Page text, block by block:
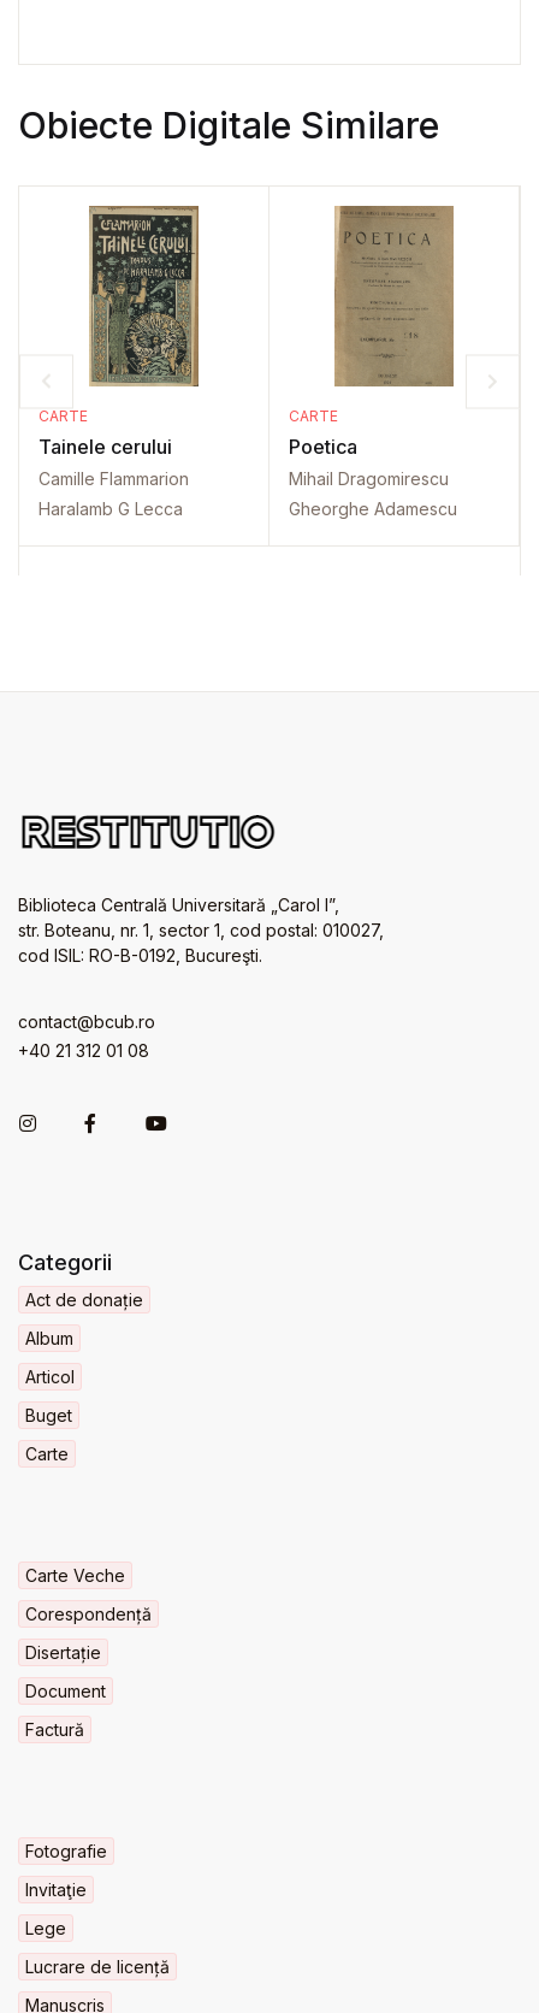
Obiecte Digitale Similare
CARTE
Tainele cerului
Camille Flammarion
Haralamb G Lecca
CARTE
Poetica
Mihail Dragomirescu
Gheorghe Adamescu
Biblioteca Centrală Universitară „Carol I”,
str. Boteanu, nr. 1, sector 1, cod postal: 010027,
cod ISIL: RO-B-0192, Bucureşti.
contact@bcub.ro
+40 21 312 01 08
Categorii
Act de donație
Album
Articol
Buget
Carte
Carte Veche
Corespondență
Disertație
Document
Factură
Fotografie
Invitaţie
Lege
Lucrare de licență
Manuscris